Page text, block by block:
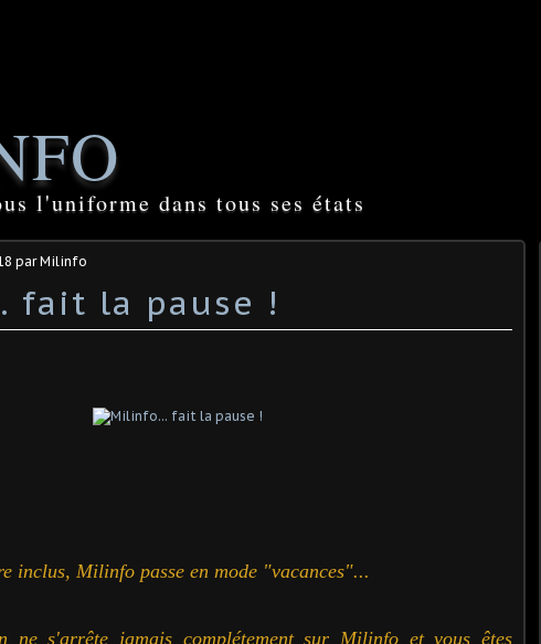
l'uniforme dans tous ses états
par Milinfo
fait la pause !
inclus, Milinfo passe en mode "vacances"...
ne s'arrête jamais complétement sur Milinfo et vous êtes